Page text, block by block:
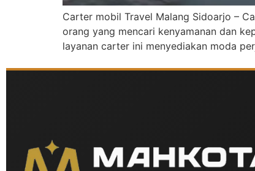
Carter mobil Travel Malang Sidoarjo –
orang yang mencari kenyamanan dan
layanan carter ini menyediakan moda